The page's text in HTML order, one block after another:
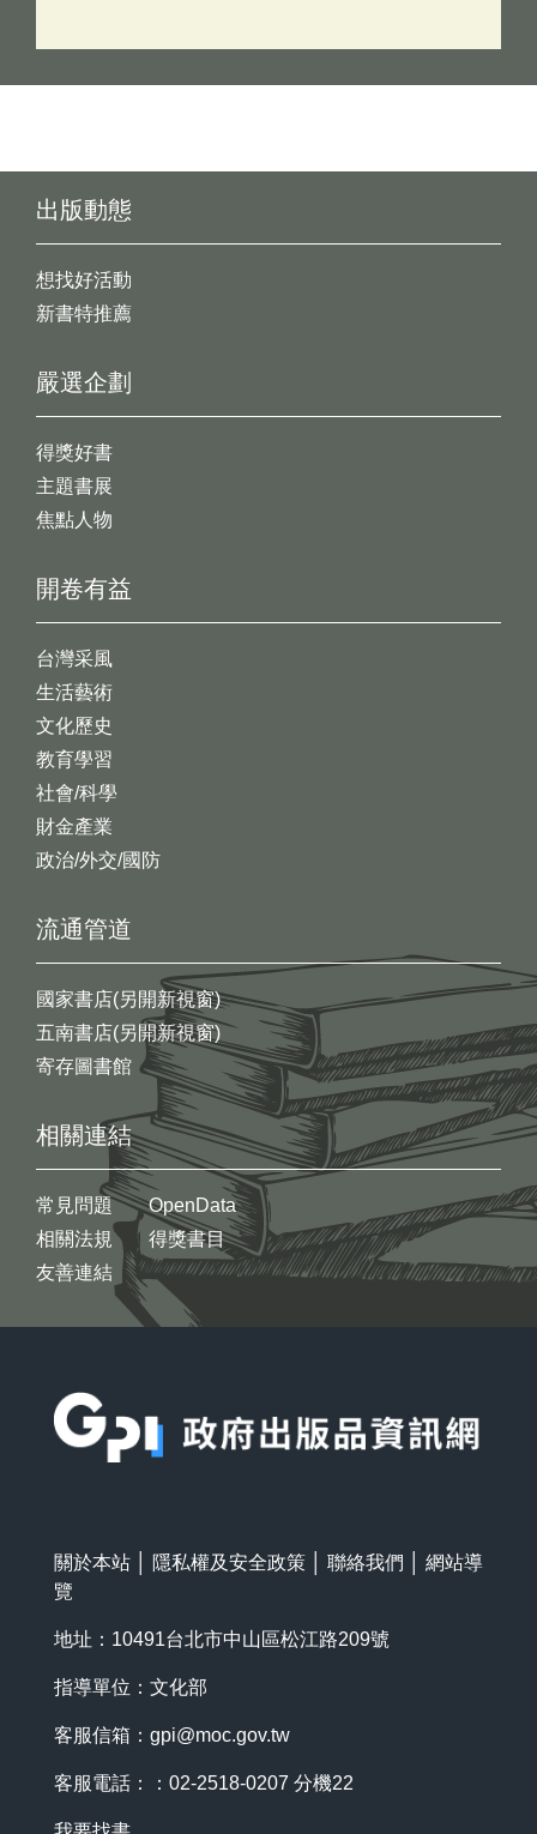
出版動態
想找好活動
新書特推薦
開卷有益
台灣采風
生活藝術
文化歷史
教育學習
社會/科學
財金產業
政治/外交/國防
嚴選企劃
得獎好書
主題書展
焦點人物
流通管道
國家書店(另開新視窗)
五南書店(另開新視窗)
寄存圖書館
相關連結
常見問題
相關法規
友善連結
OpenData
得獎書目
關於本站 隱私權及安全政策 聯絡我們
網站導
覽
地址：10491台北市中山區松江路209號
指導單位：文化部
客服信箱： gpi@moc.gov.tw
客服電話：：02-2518-0207 分機22